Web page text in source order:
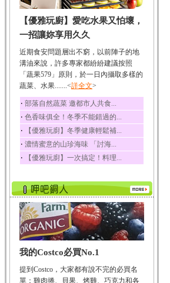
韭菜
韭菜所含的膳食纖維能
幫助消化與通便；揮...
冬瓜
冬瓜營養價值高，鈉含
量極低是水腫病人的...
豆豉
豆豉裡頭含有營養的蛋
白質、脂肪、鈣、磷...
榛果
榛果裡所含的營養素有
蛋白質、脂肪、醣類...
迷迭香
酸、迷迭香酸、植物...
咖啡
咖啡中的咖啡因會刺激
中樞神經系統，特別...
椰子
椰子含有糖類、脂肪、
荔枝
【優雅玩廚】愛吃水果又怕壞，
一招讓妳享用久久
近期食安問題層出不窮，以前陣子的地
溝油來說，許多專家都紛紛建議按照
「蔬果579」原則，於一日內攝取多樣的
蔬菜、水果.......<詳全文>
‧ 部落自然蔬菜 邀都市人共食...
‧ 色香味俱全！冬季不能錯過的...
‧ 【優雅玩廚】冬季健康輕鬆補...
‧ 濃情蜜意的山珍海味 「討海...
‧ 【優雅玩廚】一次搞定！料理...
我的Costco必買No.1
提到Costco，大家都有說不完的必買名
單：雞肉捲、貝果、烤雞、巧克力和各